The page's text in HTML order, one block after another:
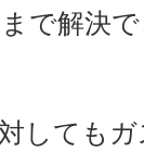
で解決
しても